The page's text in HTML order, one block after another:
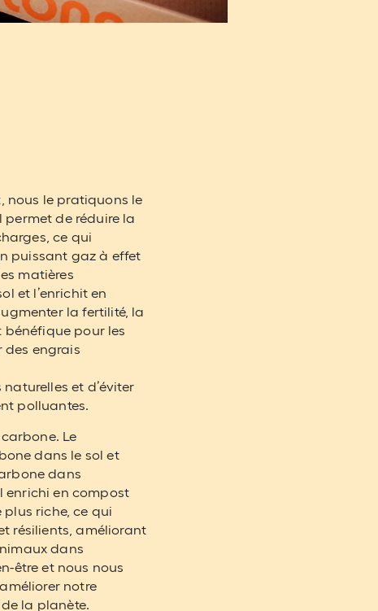
nous le pratiquons le
de réduire la
ce qui
puissant gaz à effet
matières
et l’enrichit en
la fertilité, la
bénéfique pour les
des engrais
et d’éviter
polluantes.
Le
dans le sol et
dans
enrichi en compost
riche, ce qui
résilients, améliorant
dans
être et nous nous
notre
la planète.